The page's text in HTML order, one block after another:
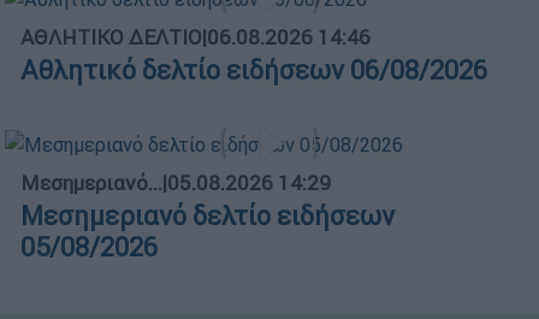
ΑΘΛΗΤΙΚΟ ΔΕΛΤΙΟ|06.08.2026 14:46
Αθλητικό δελτίο ειδήσεων 06/08/2026
Μεσημεριανό...|05.08.2026 14:29
Μεσημεριανό δελτίο ειδήσεων
05/08/2026